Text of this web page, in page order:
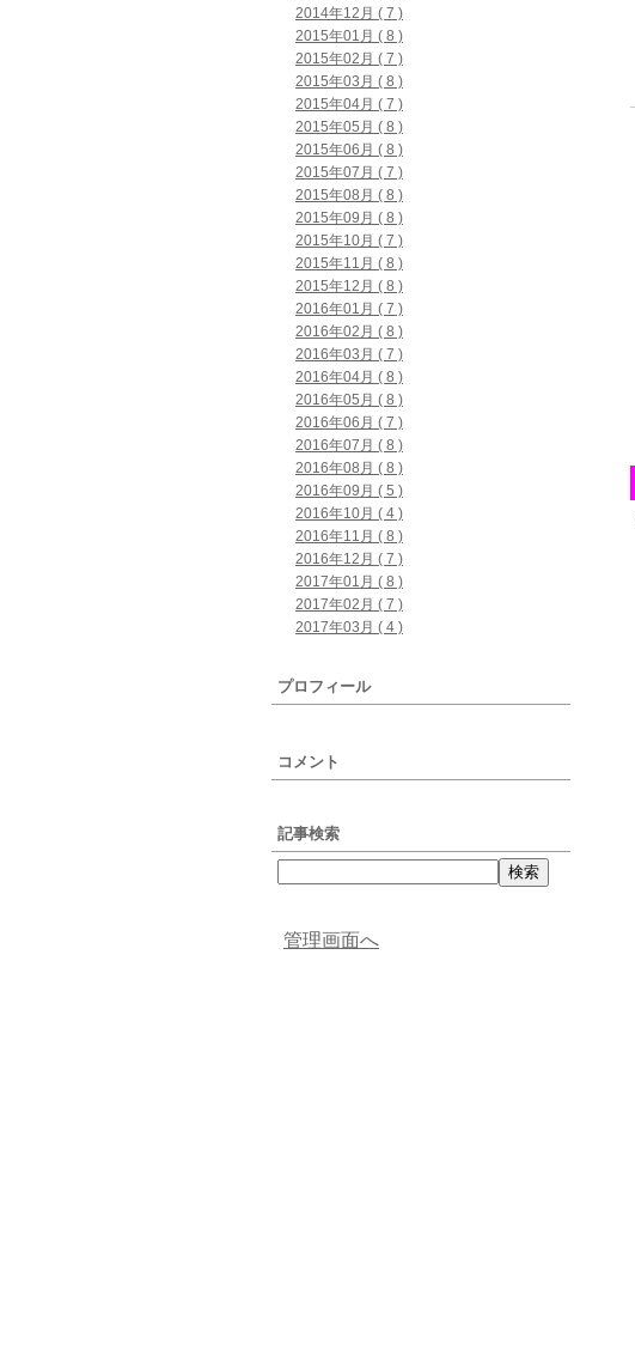
2014年12月 ( 7 )
2015年01月 ( 8 )
2015年02月 ( 7 )
2015年03月 ( 8 )
2015年04月 ( 7 )
2015年05月 ( 8 )
2015年06月 ( 8 )
2015年07月 ( 7 )
2015年08月 ( 8 )
2015年09月 ( 8 )
2015年10月 ( 7 )
2015年11月 ( 8 )
2015年12月 ( 8 )
2016年01月 ( 7 )
2016年02月 ( 8 )
2016年03月 ( 7 )
2016年04月 ( 8 )
2016年05月 ( 8 )
2016年06月 ( 7 )
2016年07月 ( 8 )
2016年08月 ( 8 )
2016年09月 ( 5 )
2016年10月 ( 4 )
2016年11月 ( 8 )
2016年12月 ( 7 )
2017年01月 ( 8 )
2017年02月 ( 7 )
2017年03月 ( 4 )
プロフィール
コメント
記事検索
管理画面へ